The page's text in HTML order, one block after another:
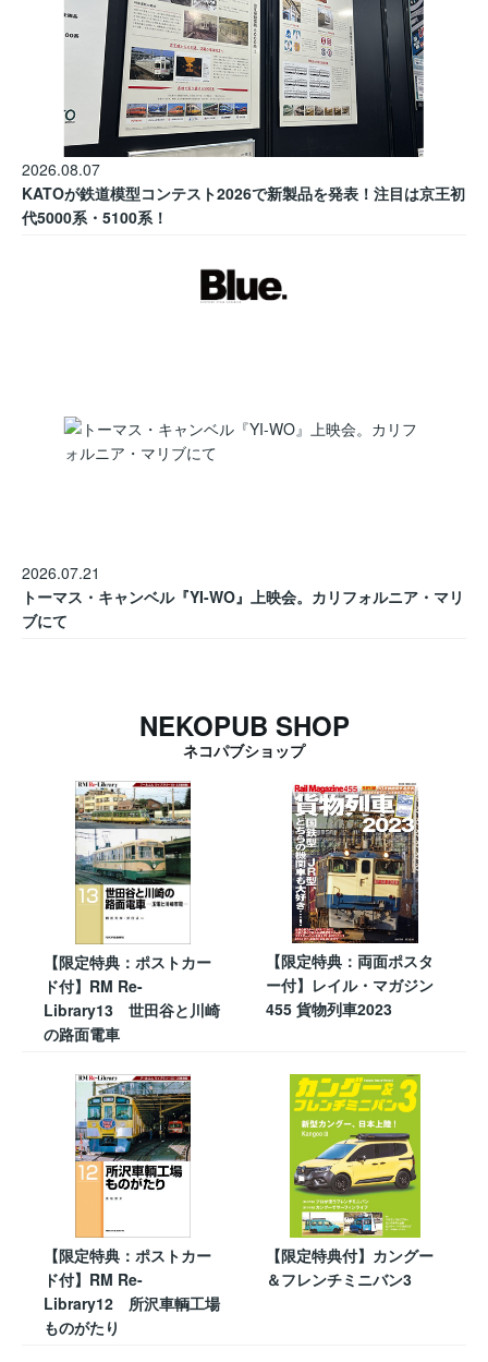
2026.08.07
KATOが鉄道模型コンテスト2026で新製品を発表！注目は京王初
代5000系・5100系！
2026.07.21
トーマス・キャンベル『YI-WO』上映会。カリフォルニア・マリ
ブにて
NEKOPUB SHOP
ネコパブショップ
【限定特典：ポストカー
ド付】RM Re-
Library13 世田谷と川崎
の路面電車
【限定特典：両面ポスタ
ー付】レイル・マガジン
455 貨物列車2023
【限定特典：ポストカー
ド付】RM Re-
Library12 所沢車輌工場
ものがたり
【限定特典付】カングー
＆フレンチミニバン3